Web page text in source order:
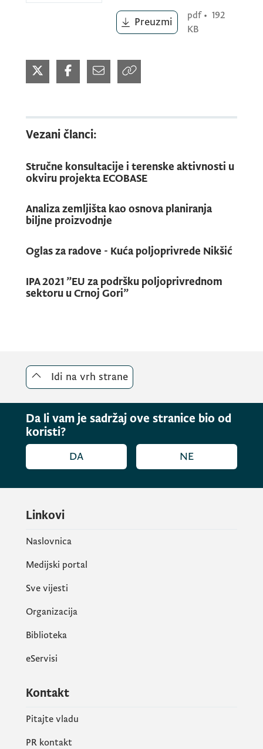
Preuzmi
pdf • 192
KB
Vezani članci:
Stručne konsultacije i terenske aktivnosti u
okviru projekta ECOBASE
Analiza zemljišta kao osnova planiranja
biljne proizvodnje
Oglas za radove - Kuća poljoprivrede Nikšić
IPA 2021 ”EU za podršku poljoprivrednom
sektoru u Crnoj Gori”
Idi na vrh strane
Da li vam je sadržaj ove stranice bio od
koristi?
DA NE
Linkovi
Naslovnica
Medijski portal
Sve vijesti
Organizacija
Biblioteka
eServisi
Kontakt
Pitajte vladu
PR kontakt